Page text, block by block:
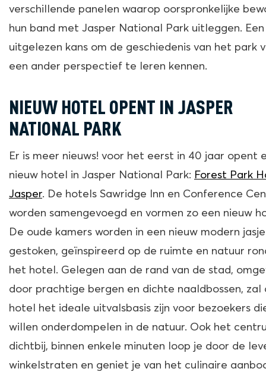
verschillende panelen waarop oorspronkelijke
hun band met Jasper National Park uitleggen. Een
uitgelezen kans om de geschiedenis van het park
een ander perspectief te leren kennen.
NIEUW HOTEL OPENT IN JASPER
NATIONAL PARK
Er is meer nieuws! voor het eerst in 40 jaar opent
nieuw hotel in Jasper National Park: Forest Park
Jasper. De hotels Sawridge Inn en Conference
worden samengevoegd en vormen zo een nieuw
De oude kamers worden in een nieuw modern jasje
gestoken, geïnspireerd op de ruimte en natuur
het hotel. Gelegen aan de rand van de stad,
door prachtige bergen en dichte naaldbossen, zal
hotel het ideale uitvalsbasis zijn voor bezoekers
willen onderdompelen in de natuur. Ook het
dichtbij, binnen enkele minuten loop je door de
winkelstraten en geniet je van het culinaire